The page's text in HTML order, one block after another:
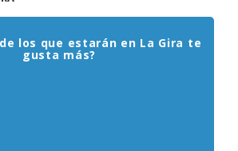
los que estarán en La Gira te
gusta más?